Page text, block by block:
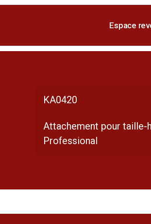
Espace
KA0420
Attachement pour taille-
Professional